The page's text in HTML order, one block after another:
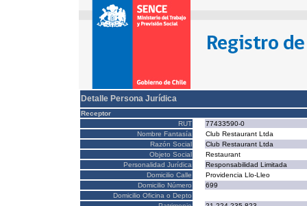
Detalle Persona Jurídica
Receptor
RUT
77433590-0
Nombre Fantasía
Club Restaurant Ltda
Razón Social
Club Restaurant Ltda
Objeto Social
Restaurant
Personalidad Jurídica
Responsabilidad Limitada
Domicilio Calle
Providencia Llo-Lleo
Domicilio Número
699
Domicilio Oficina o Depto